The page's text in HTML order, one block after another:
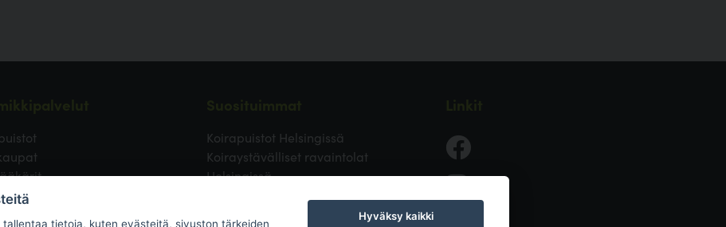
ravintolat
Koirapuistot Helsingissä
Koiraystävälliset ravaintolat
Helsingissä
tietoja, kuten evästeitä, sivuston tärkeiden
Hyväksy kaikki